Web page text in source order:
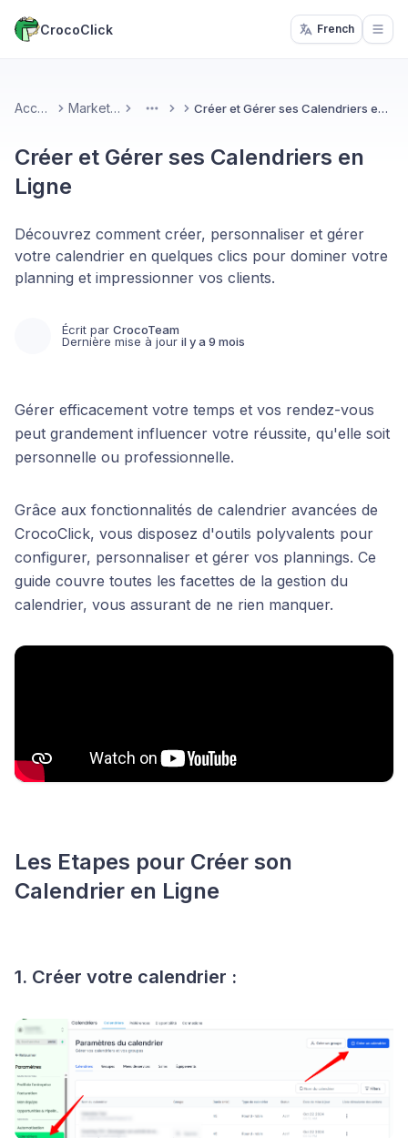
CrocoClick French
Accueil Marketing More Créer et Gérer ses Calendriers en Ligne
Créer et Gérer ses Calendriers en
Ligne
Découvrez comment créer, personnaliser et gérer
votre calendrier en quelques clics pour dominer votre
planning et impressionner vos clients.
Écrit par CrocoTeam
Dernière mise à jour il y a 9 mois
Gérer efficacement votre temps et vos rendez-vous
peut grandement influencer votre réussite, qu'elle soit
personnelle ou professionnelle.
Grâce aux fonctionnalités de calendrier avancées de
CrocoClick, vous disposez d'outils polyvalents pour
configurer, personnaliser et gérer vos plannings. Ce
guide couvre toutes les facettes de la gestion du
calendrier, vous assurant de ne rien manquer.
Les Etapes pour Créer son
Calendrier en Ligne
1. Créer votre calendrier :